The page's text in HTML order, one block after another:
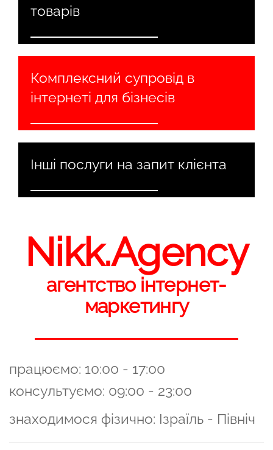
товарів
Комплексний супровід в
інтернеті для бізнесів
Інші послуги на запит клієнта
Nikk.Agency
агентство інтернет-
маркетингу
працюємо: 10:00 - 17:00
консультуємо: 09:00 - 23:00
знаходимося фізично: Ізраїль - Північ